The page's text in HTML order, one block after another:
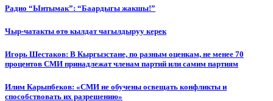
Радио “Ынтымак”: “Баардыгы жакшы!”
Чыр-чатакты өтө кылдат чагылдыруу керек
Игорь Шестаков: В Кыргызстане, по разным оценкам, не менее 70
процентов СМИ принадлежат членам партий или самим партиям
Илим Карыпбеков: «СМИ не обучены освещать конфликты и
способствовать их разрешению»